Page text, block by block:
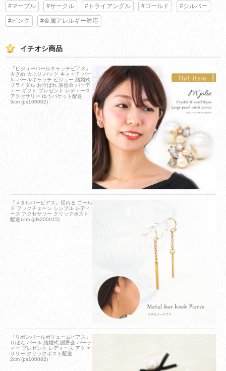
#マーブル #サークル #トライアングル #ゴールド #シルバー
#ピンク #金属アレルギー対応
イチオシ商品
『ビジューパールキャッチピアス』
大きめ 大ぶり バック キャッチ パー
ル パールキャッチ ビジュー 結婚式
ブライダル お呼ばれ 謝恩会 パーテ
ィー ギフト プレゼント レディース
アクセサリー ゆうパケット配送
3cm (ps100002)
『メタルバーピアス』揺れる ゴール
ド フックチェーン シンプル レディ
ース アクセサリー クリックポスト
配送1cm (pfk200015)
『リボンパールボリュームピアス』
りぼん パール 結婚式 謝恩会 パーテ
ィー プレゼント レディース アクセ
サリー クリックポスト配送
2cm (ps100082)